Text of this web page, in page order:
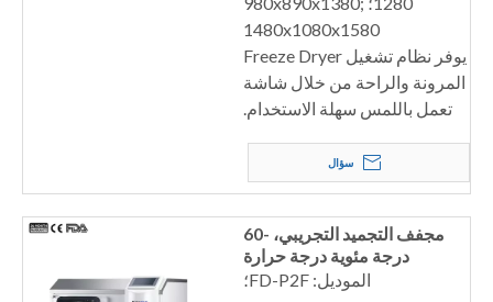
1480x1080x1580
يوفر نظام تشغيل Freeze Dryer
المرونة والراحة من خلال شاشة
تعمل باللمس سهلة الاستخدام.
سؤال
مجفف التجميد التجريبي، -60
درجة مئوية درجة حرارة
المصيدة الباردة.
الموديل: FD-P2F؛